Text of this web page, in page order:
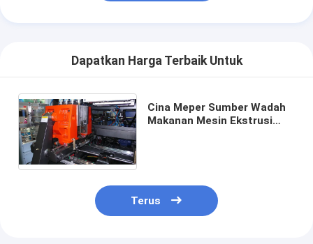
Dapatkan Harga Terbaik Untuk
Cina Meper Sumber Wadah
Makanan Mesin Ekstrusi
Terus